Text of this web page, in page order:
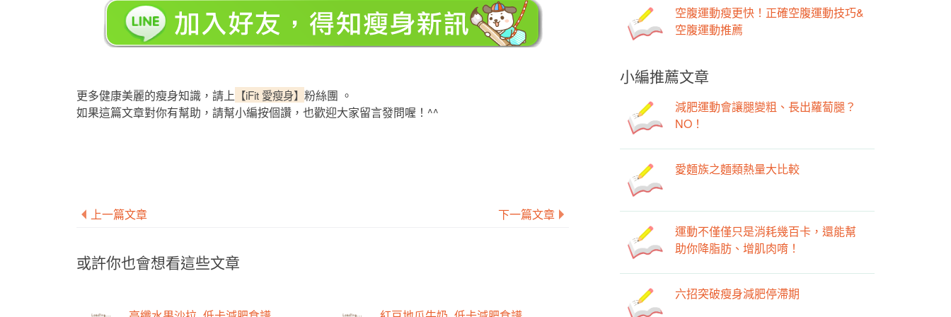
更多健康美麗的瘦身知識，請上 【iFit 愛瘦身】 粉絲團 。
如果這篇文章對你有幫助，請幫小編按個讚，也歡迎大家留言發問喔！^^
上一篇文章 下一篇文章
或許你也會想看這些文章
空腹運動瘦更快！正確空腹運動技巧&
空腹運動推薦
小編推薦文章
減肥運動會讓腿變粗、長出蘿蔔腿？
NO！
愛麵族之麵類熱量大比較
運動不僅僅只是消耗幾百卡，還能幫
助你降脂肪、增肌肉唷！
六招突破瘦身減肥停滯期